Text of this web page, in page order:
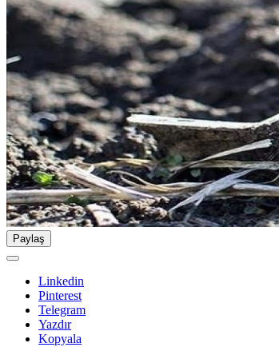
Paylaş
Linkedin
Pinterest
Telegram
Yazdır
Kopyala